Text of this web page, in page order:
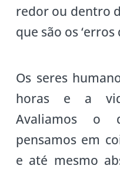
redor ou dentro
que são os
Os seres
horas e a
Avaliamos o
pensamos em
e até mesmo